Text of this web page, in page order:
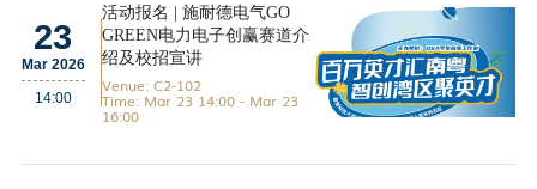
23
Mar 2026
14:00
活动报名 | 施耐德电气GO
GREEN电力电子创赢赛道介
绍及校招宣讲
Venue: C2-102
Time: Mar 23 14:00 - Mar 23
16:00